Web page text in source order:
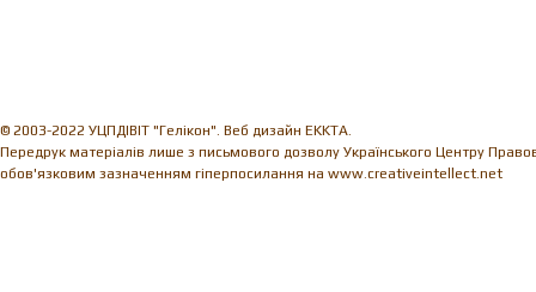
© 2003-2022 УЦПДІВІТ "Гелікон". Веб дизайн EKKTA.
Передрук матеріалів лише з письмового дозволу Українського Центру
обов'язковим зазначенням гіперпосилання на www.creativeintellect.net